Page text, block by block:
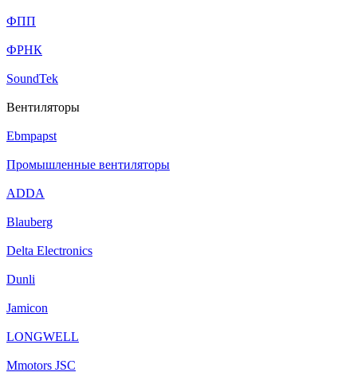
ФПП
ФРНК
SoundTek
Вентиляторы
Ebmpapst
Промышленные вентиляторы
ADDA
Blauberg
Delta Electronics
Dunli
Jamicon
LONGWELL
Mmotors JSC